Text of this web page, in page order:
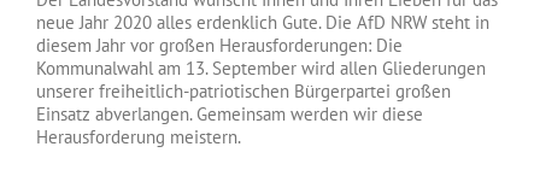
neue Jahr 2020 alles erdenklich Gute. Die AfD NRW steht in
diesem Jahr vor großen Herausforderungen: Die
Kommunalwahl am 13. September wird allen Gliederungen
unserer freiheitlich-patriotischen Bürgerpartei großen
Einsatz abverlangen. Gemeinsam werden wir diese
Herausforderung meistern.